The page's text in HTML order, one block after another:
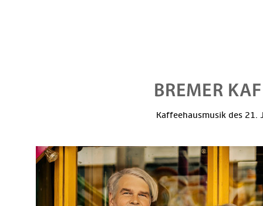
Kaffeehausmusik des 21.